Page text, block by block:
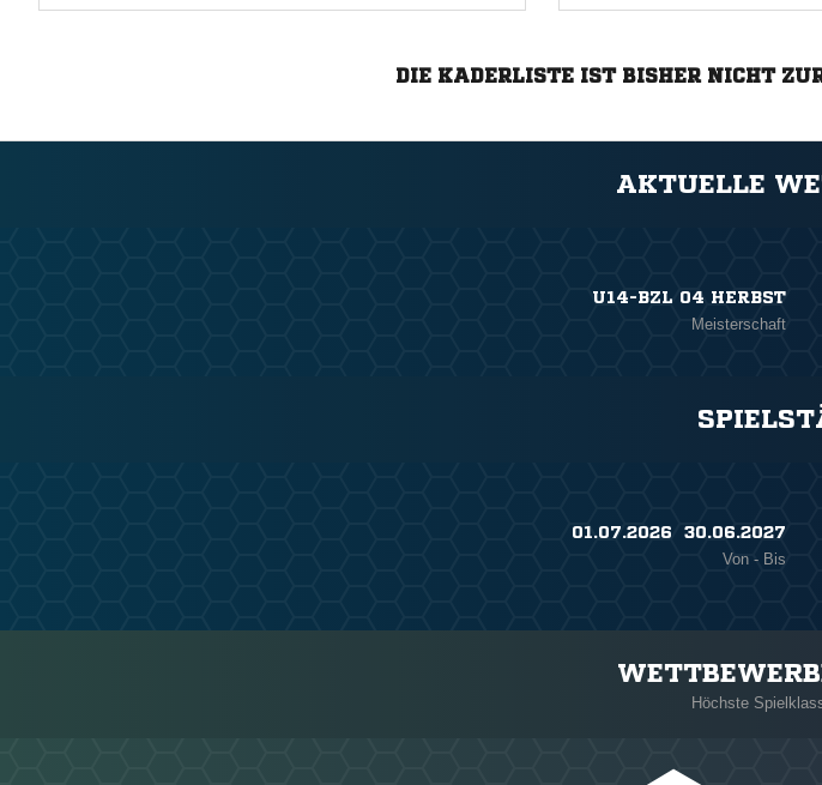
DIE KADERLISTE IST BISHER NICHT
AKTUELLE
U14-BZL 04 HERBST
Meisterschaft
01.07.2026 ​ 30.06.2027
Von - Bis
Höchste